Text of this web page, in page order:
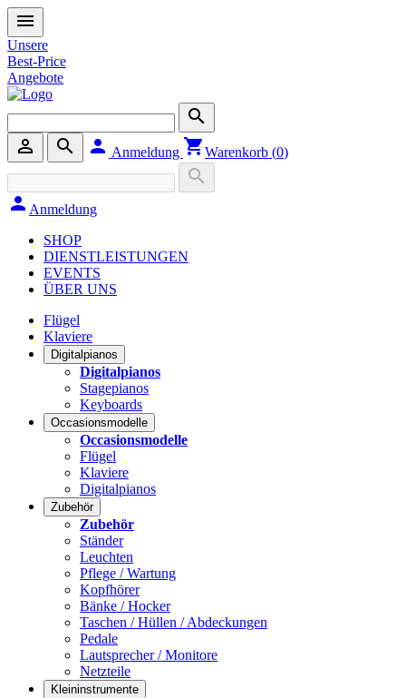
menu
Unsere
Best-Price
Angebote
search
person_outline
search person Anmeldung shopping_cartWarenkorb (0)
search
person Anmeldung
SHOP
DIENSTLEISTUNGEN
EVENTS
ÜBER UNS
Flügel
Klaviere
Digitalpianos
Digitalpianos
Stagepianos
Keyboards
Occasionsmodelle
Occasionsmodelle
Flügel
Klaviere
Digitalpianos
Zubehör
Zubehör
Ständer
Leuchten
Pflege / Wartung
Kopfhörer
Bänke / Hocker
Taschen / Hüllen / Abdeckungen
Pedale
Lautsprecher / Monitore
Netzteile
Kleininstrumente